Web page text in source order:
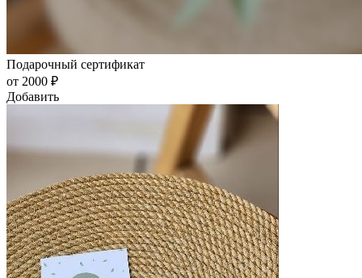
Подарочный сертификат
от 2000 ₽
Добавить